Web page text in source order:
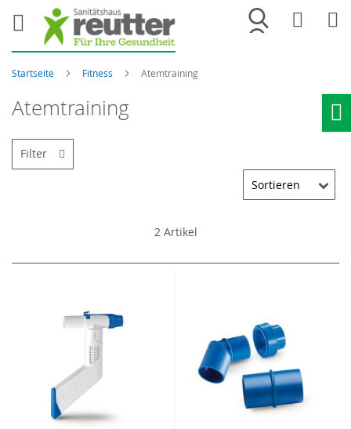
Merkliste
Startseite Fitness Atemtraining
Atemtraining
2Artikel
Filter